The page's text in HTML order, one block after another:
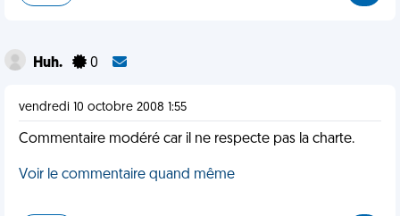
Huh. 0
vendredi 10 octobre 2008 1:55
Commentaire modéré car il ne respecte pas la charte.
Voir le commentaire quand même